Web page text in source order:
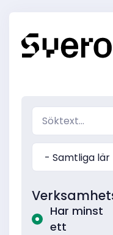
Har minst
ett